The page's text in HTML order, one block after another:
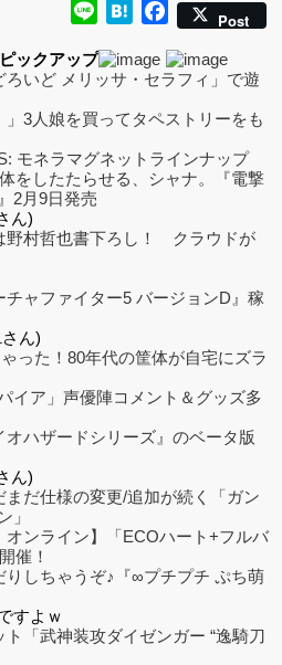
Line HatenaFacebook
Post
ックアップ
ろいど メリッサ・セラフィ」で遊
3人娘を買ってタペストリーをも
モネラマグネットラインナップ
をしたたらせる、シャナ。『電撃
2月9日発売
ん)
野村哲也書下ろし！ クラウドが
ャファイター5 バージョンD』稼
さん)
った！80年代の筐体が自宅にズラ
イア」声優陣コメント＆グッズ多
オハザードシリーズ』のベータ版
ん)
だ仕様の変更/追加が続く「ガン
」
オンライン】「ECOハート+フルバ
催！
りしちゃうぞ♪『∞プチプチ ぷち萌
すよｗ
「武神装攻ダイゼンガー “逸騎刀